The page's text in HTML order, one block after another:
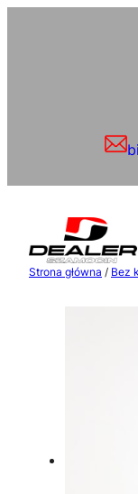
Strona główna / Bez